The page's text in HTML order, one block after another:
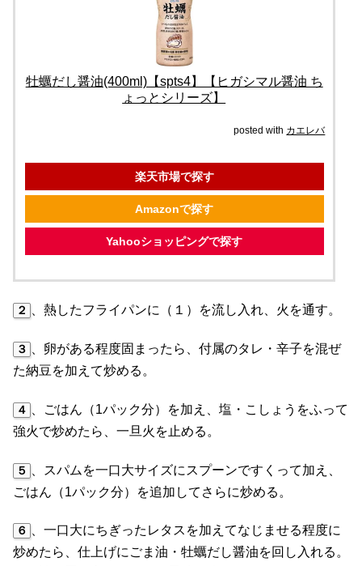
牡蠣だし醤油(400ml)【spts4】【ヒガシマル醤油 ち
ょっとシリーズ】
posted with カエレバ
楽天市場で探す
Amazonで探す
Yahooショッピングで探す
２ 、熱したフライパンに（１）を流し入れ、火を通す。
３ 、卵がある程度固まったら、付属のタレ・辛子を混ぜ
た納豆を加えて炒める。
４ 、ごはん（1パック分）を加え、塩・こしょうをふって
強火で炒めたら、一旦火を止める。
５ 、スパムを一口大サイズにスプーンですくって加え、
ごはん（1パック分）を追加してさらに炒める。
６ 、一口大にちぎったレタスを加えてなじませる程度に
炒めたら、仕上げにごま油・牡蠣だし醤油を回し入れる。